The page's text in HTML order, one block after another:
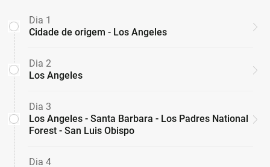
Dia 1
Cidade de origem - Los Angeles
Dia 2
Los Angeles
Dia 3
Los Angeles - Santa Barbara - Los Padres National
Forest - San Luis Obispo
Dia 4